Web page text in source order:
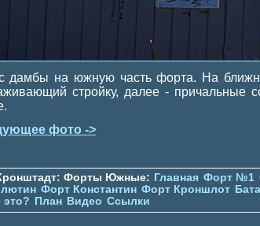
дамбы на южную часть форта. На
стройку, далее - причальные
фото ->
Форты Южные: Главная Форт №1
Форт Константин Форт Кроншлот
это? План Видео Ссылки